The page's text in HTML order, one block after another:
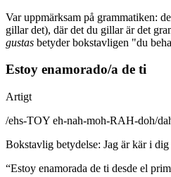
Var uppmärksam på grammatiken:
gillar det), där det du gillar är det
gustas betyder bokstavligen "du
Estoy enamorado/a de ti
Artigt
/ehs-TOY eh-nah-moh-RAH-doh/
Bokstavlig betydelse: Jag är kär i dig
“Estoy enamorada de ti desde el